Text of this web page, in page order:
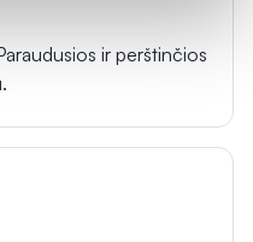
ir perštinčios